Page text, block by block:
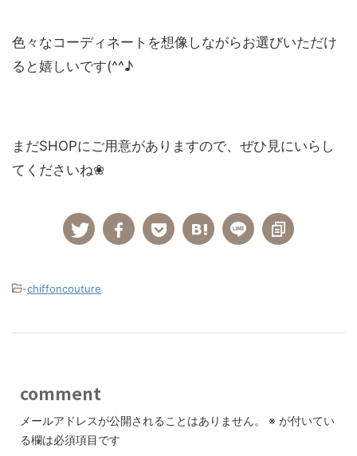
色々なコーディネートを想像しながらお選びいただけ
ると嬉しいです(^^♪
まだSHOPにご用意がありますので、ぜひ見にいらし
てくださいね❀
-chiffoncouture
comment
メールアドレスが公開されることはありません。 ※ が付いてい
る欄は必須項目です